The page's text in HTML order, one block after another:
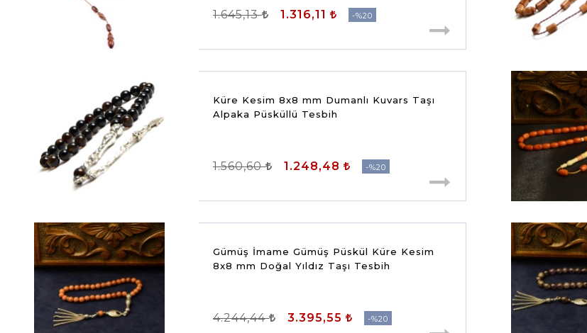
1.645,13 1.316,11 %20
Küre Kesim 8x8 mm Dumanlı Kuvars Taşı
Alpaka Püsküllü Tesbih
1.560,60 1.248,48 %20
Gümüş İmame Gümüş Püskül Küre Kesim
8x8 mm Doğal Yıldız Taşı Tesbih
4.244,44 3.395,55 %20